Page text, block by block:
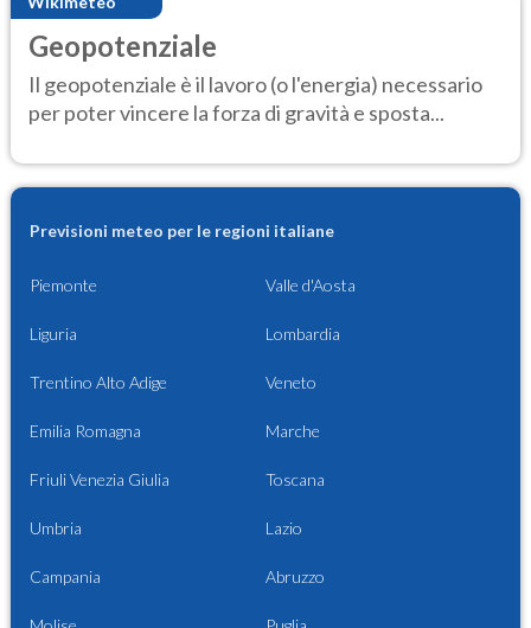
Geopotenziale
Il geopotenziale è il lavoro (o l'energia) necessario
per poter vincere la forza di gravità e sposta...
Previsioni meteo per le regioni italiane
Piemonte Valle d'Aosta
Liguria Lombardia
Trentino Alto Adige Veneto
Emilia Romagna Marche
Friuli Venezia Giulia Toscana
Umbria Lazio
Campania Abruzzo